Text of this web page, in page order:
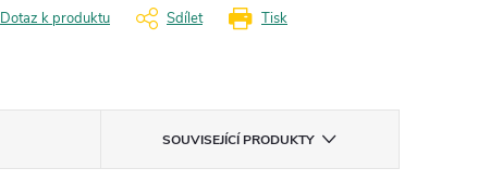
Tisk
Dotaz k produktu Sdílet
SOUVISEJÍCÍ PRODUKTY